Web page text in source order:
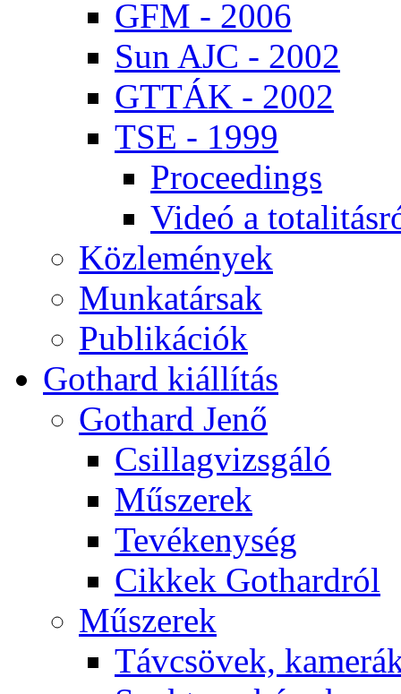
GFM - 2006
Sun AJC - 2002
GT­TÁK - 2002
TSE - 1999
Pro­ce­e­dings
Vi­deó a
Köz­le­mé­nyek
Mun­ka­tár­sak
Pub­li­ká­ci­ók
Got­hard ki­ál­lí­tás
Got­hard Je­nő
Csil­lag­vizs­gá­ló
Mű­sze­rek
Te­vé­keny­ség
Cik­kek Got­hard­ról
Mű­sze­rek
Táv­csö­vek,